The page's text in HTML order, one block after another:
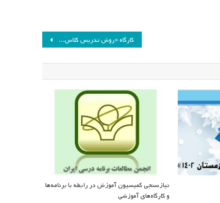
کارگاه «روش تدریس کلاس‌های چندپایه»
نیازسنجی کمیسیون آموزش در رابطه با برنامه‌ها
و کارگاه‌های آموزشی